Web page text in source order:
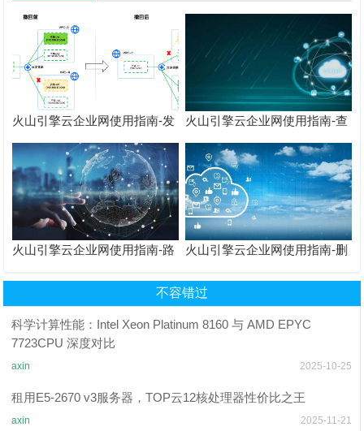
火山引擎云企业网使用指南-发
布/撤回VPC路由
火山引擎云企业网使用指南-查
看路由信息
火山引擎云企业网使用指南-路
火山引擎云企业网使用指南-删
不容错过
科学计算性能：Intel Xeon Platinum 8160 与 AMD EPYC
7723CPU 深度对比
axin 2025-10-25
租用E5-2670 v3服务器，TOP云12核处理器性价比之王
axin 2025-11-21